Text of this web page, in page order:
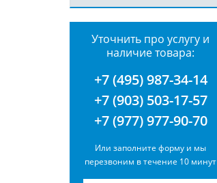
Уточнить про услугу и
наличие товара:
+7 (495) 987-34-14
+7 (903) 503-17-57
+7 (977) 977-90-70
Или заполните форму и мы
перезвоним в течение 10 минут